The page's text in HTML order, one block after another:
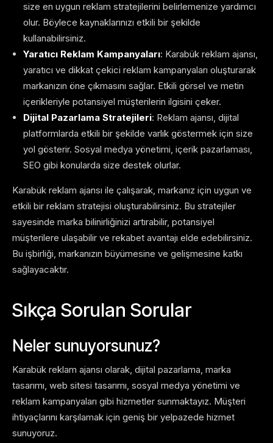
size en uygun reklam stratejilerini belirlemenize yardımcı
olur. Böylece kaynaklarınızı etkili bir şekilde
kullanabilirsiniz.
Yaratıcı Reklam Kampanyaları: Karabük reklam ajansı,
yaratıcı ve dikkat çekici reklam kampanyaları oluşturarak
markanızın öne çıkmasını sağlar. Etkili görsel ve metin
içerikleriyle potansiyel müşterilerin ilgisini çeker.
Dijital Pazarlama Stratejileri: Reklam ajansı, dijital
platformlarda etkili bir şekilde varlık göstermek için size
yol gösterir. Sosyal medya yönetimi, içerik pazarlaması,
SEO gibi konularda size destek olurlar.
Karabük reklam ajansı ile çalışarak, markanız için uygun ve
etkili bir reklam stratejisi oluşturabilirsiniz. Bu stratejiler
sayesinde marka bilinirliğinizi artırabilir, potansiyel
müşterilere ulaşabilir ve rekabet avantajı elde edebilirsiniz.
Bu işbirliği, markanızın büyümesine ve gelişmesine katkı
sağlayacaktır.
Sıkça Sorulan Sorular
Neler sunuyorsunuz?
Karabük reklam ajansı olarak, dijital pazarlama, marka
tasarımı, web sitesi tasarımı, sosyal medya yönetimi ve
reklam kampanyaları gibi hizmetler sunmaktayız. Müşteri
ihtiyaçlarını karşılamak için geniş bir yelpazede hizmet
sunuyoruz.